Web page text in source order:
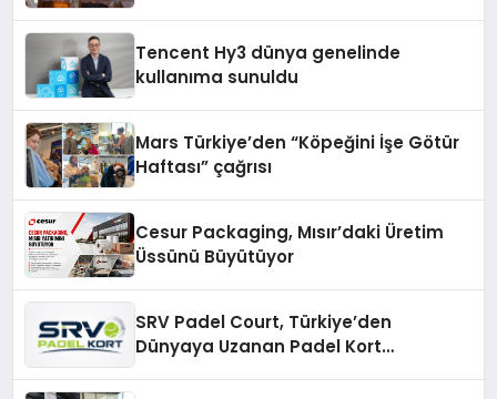
Tencent Hy3 dünya genelinde
kullanıma sunuldu
Mars Türkiye’den “Köpeğini İşe Götür
Haftası” çağrısı
Cesur Packaging, Mısır’daki Üretim
Üssünü Büyütüyor
SRV Padel Court, Türkiye’den
Dünyaya Uzanan Padel Kort